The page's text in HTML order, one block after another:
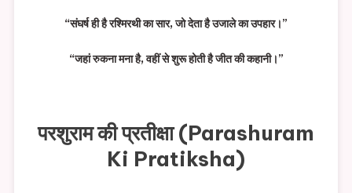
“संघर्ष ही है रश्मिरथी का सार, जो देता है उजाले का उपहार।”
“जहां रुकना मना है, वहीं से शुरू होती है जीत की कहानी।”
परशुराम की प्रतीक्षा (Parashuram
Ki Pratiksha)